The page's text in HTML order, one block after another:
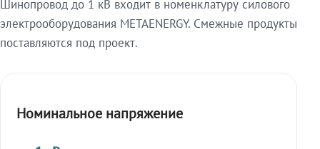
Шинопровод до 1 кВ входит в номенклатуру силового
электрооборудования METAENERGY. Смежные продукты
поставляются под проект.
Номинальное напряжение